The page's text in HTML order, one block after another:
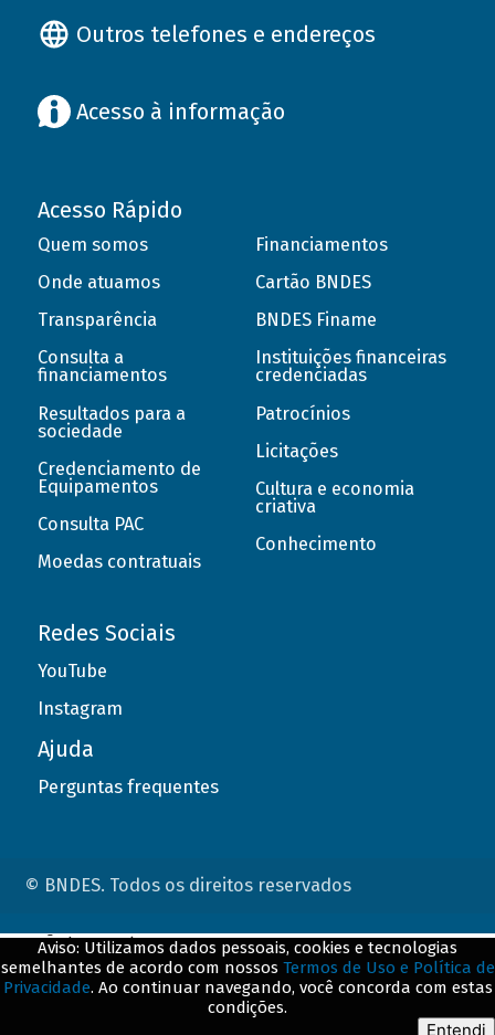
Outros telefones e endereços
Acesso à informação
Acesso Rápido
Quem somos
Onde atuamos
Transparência
Consulta a
financiamentos
Resultados para a
sociedade
Credenciamento de
Equipamentos
Consulta PAC
Moedas contratuais
Financiamentos
Cartão BNDES
BNDES Finame
Instituições financeiras
credenciadas
Patrocínios
Licitações
Cultura e economia
criativa
Conhecimento
Redes Sociais
YouTube
Instagram
Ajuda
Perguntas frequentes
© BNDES. Todos os direitos reservados
Aviso: Utilizamos dados pessoais, cookies e tecnologias
semelhantes de acordo com nossos Termos de Uso e Política de
Privacidade. Ao continuar navegando, você concorda com estas
condições.
Entendi
ConteÃºdo complementar
${title}${badge}